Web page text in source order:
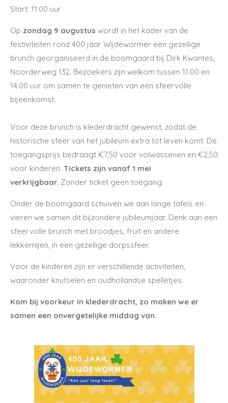
Start: 11:00 uur
Op zondag 9 augustus wordt in het kader van de
festiviteiten rond 400 jaar Wijdewormer een gezellige
brunch georganiseerd in de boomgaard bij Dirk Kwantes,
Noorderweg 132. Bezoekers zijn welkom tussen 11.00 en
14.00 uur om samen te genieten van een sfeervolle
bijeenkomst.
Voor deze brunch is klederdracht gewenst, zodat de
historische sfeer van het jubileum extra tot leven komt. De
toegangsprijs bedraagt €7,50 voor volwassenen en €2,50
voor kinderen. Tickets zijn vanaf 1 mei
verkrijgbaar. Zonder ticket geen toegang.
Onder de boomgaard schuiven we aan lange tafels en
vieren we samen dit bijzondere jubileumjaar. Denk aan een
sfeervolle brunch met broodjes, fruit en andere
lekkernijen, in een gezellige dorpssfeer.
Voor de kinderen zijn er verschillende activiteiten,
waaronder knutselen en oudhollandse spelletjes.
Kom bij voorkeur in klederdracht, zo maken we er
samen een onvergetelijke middag van.